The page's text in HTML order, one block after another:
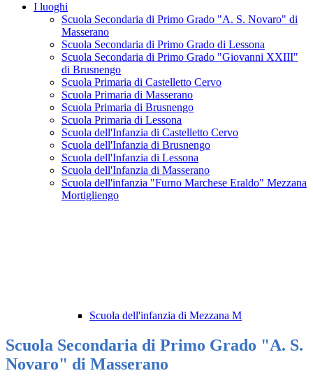
I luoghi
Scuola Secondaria di Primo Grado "A. S. Novaro" di
Masserano
Scuola Secondaria di Primo Grado di Lessona
Scuola Secondaria di Primo Grado "Giovanni XXIII"
di Brusnengo
Scuola Primaria di Castelletto Cervo
Scuola Primaria di Masserano
Scuola Primaria di Brusnengo
Scuola Primaria di Lessona
Scuola dell'Infanzia di Castelletto Cervo
Scuola dell'Infanzia di Brusnengo
Scuola dell'Infanzia di Lessona
Scuola dell'Infanzia di Masserano
Scuola dell'infanzia "Furno Marchese Eraldo" Mezzana
Mortigliengo
Scuola dell'infanzia di Mezzana M
Scuola Secondaria di Primo Grado "A. S.
Novaro" di Masserano